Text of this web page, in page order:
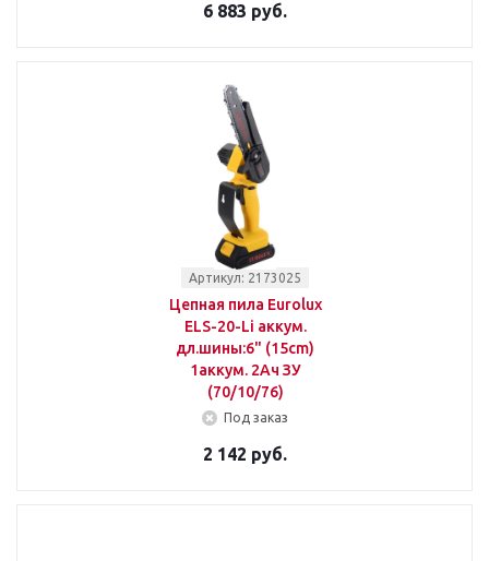
6 883 руб.
Артикул: 2173025
Цепная пила Eurolux
ELS-20-Li аккум.
дл.шины:6" (15cm)
1аккум. 2Ач ЗУ
(70/10/76)
Под заказ
2 142 руб.